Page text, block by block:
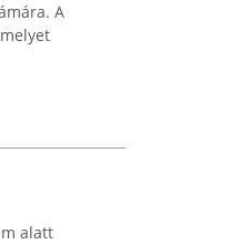
A
alatt